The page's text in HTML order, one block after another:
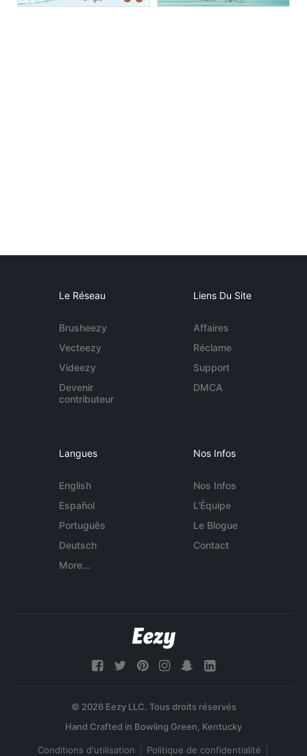
Le Réseau
Brusheezy
Vecteezy
Videezy
Devenir
contributeur
Liens Du Site
Affaires
Réclame
Support
DMCA
Langues
English
Español
Português
Deutsch
More...
Nos Infos
Nos Infos
L'Équipe
Le Blogue
Contact
© 2026 Eezy LLC. Tous droits réservés
Conditions d'utilisation Politique de confidentialité